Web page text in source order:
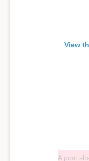
View
A post